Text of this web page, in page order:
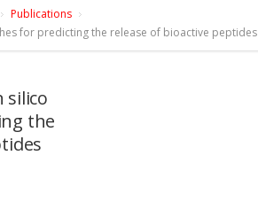
Publications
for predicting the release of bioactive
silico
the